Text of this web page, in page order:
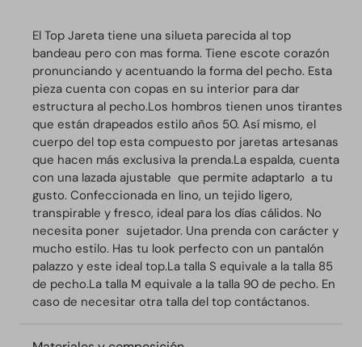
El Top Jareta tiene una silueta parecida al top
bandeau pero con mas forma. Tiene escote corazón
pronunciando y acentuando la forma del pecho. Esta
pieza cuenta con copas en su interior para dar
estructura al pecho.Los hombros tienen unos tirantes
que están drapeados estilo años 50. Así mismo, el
cuerpo del top esta compuesto por jaretas artesanas
que hacen más exclusiva la prenda.La espalda, cuenta
con una lazada ajustable que permite adaptarlo a tu
gusto. Confeccionada en lino, un tejido ligero,
transpirable y fresco, ideal para los días cálidos. No
necesita poner sujetador. Una prenda con carácter y
mucho estilo. Has tu look perfecto con un pantalón
palazzo y este ideal top.La talla S equivale a la talla 85
de pecho.La talla M equivale a la talla 90 de pecho. En
caso de necesitar otra talla del top contáctanos.